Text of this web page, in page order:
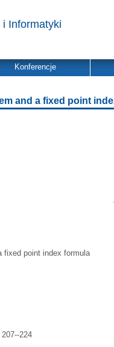
i Informatyki
Konferencje
and a fixed point
fixed point index formula
224